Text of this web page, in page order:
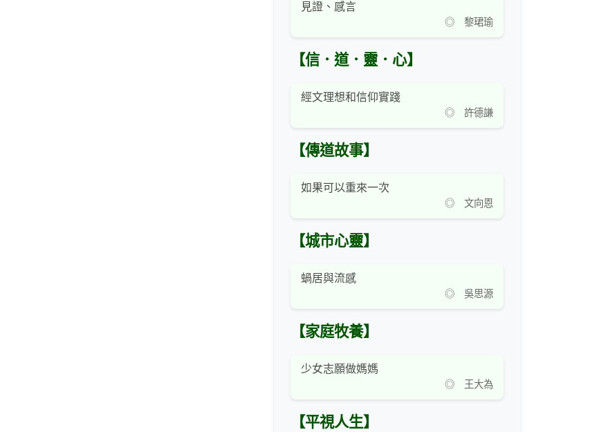
見證、感言
◎ 黎珺瑜
【信．道．靈．心】
經文理想和信仰實踐
◎ 許德謙
【傳道故事】
如果可以重來一次
◎ 文向恩
【城市心靈】
蝸居與流感
◎ 吳思源
【家庭牧養】
少女志願做媽媽
◎ 王大為
【平視人生】